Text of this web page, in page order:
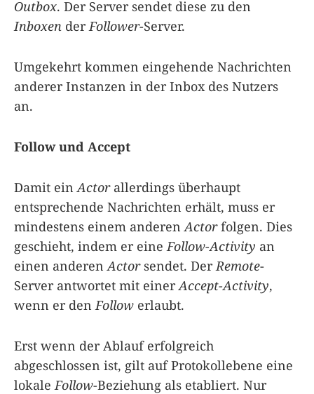
Outbox. Der Server sendet diese zu den
Inboxen der Follower-Server.
Umgekehrt kommen eingehende Nachrichten
anderer Instanzen in der Inbox des Nutzers
an.
Follow und Accept
Damit ein Actorallerdings überhaupt
entsprechende Nachrichten erhält, muss er
mindestens einem anderen Actorfolgen. Dies
geschieht, indem er eine Follow-Activity an
einen anderen Actorsendet. Der Remote-
Server antwortet mit einerAccept-Activity,
wenn er den Follow erlaubt.
Erst wenn der Ablauf erfolgreich
abgeschlossen ist, gilt auf Protokollebene eine
lokale Follow-Beziehung als etabliert. Nur